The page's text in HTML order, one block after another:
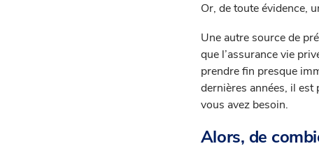
Or, de toute évidence,
Une autre source de
que l’assurance vie
prendre fin presque
dernières années, il
vous avez besoin.
Alors, de